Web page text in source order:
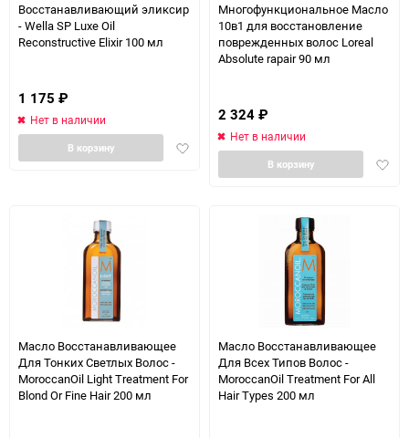
Восстанавливающий эликсир
- Wella SP Luxe Oil
Reconstructive Elixir 100 мл
1 175 ₽
Нет в наличии
Добавить
избранное
В корзину
Многофункциональное Масло
10в1 для восстановление
поврежденных волос Loreal
Absolute rapair 90 мл
2 324 ₽
Нет в наличии
В корзину
Масло Восстанавливающее
Для Тонких Светлых Волос -
MoroccanOil Light Treatment For
Blond Or Fine Hair 200 мл
Масло Восстанавливающее
Для Всех Типов Волос -
MoroccanOil Treatment For All
Hair Types 200 мл